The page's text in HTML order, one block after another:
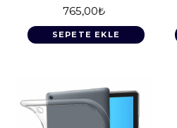
765,00₺
SEPETE EKLE